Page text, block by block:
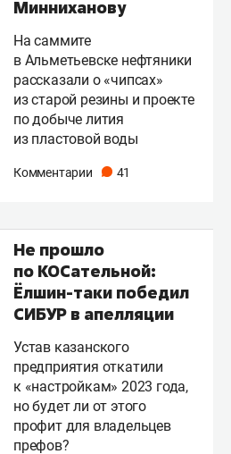
Минниханову
На саммите
в Альметьевске нефтяники
рассказали о «чипсах»
из старой резины и проекте
по добыче лития
из пластовой воды
Комментарии 41
Не прошло
по КОСательной:
Ёлшин-таки победил
СИБУР в апелляции
Устав казанского
предприятия откатили
к «настройкам» 2023 года,
но будет ли от этого
профит для владельцев
префов?